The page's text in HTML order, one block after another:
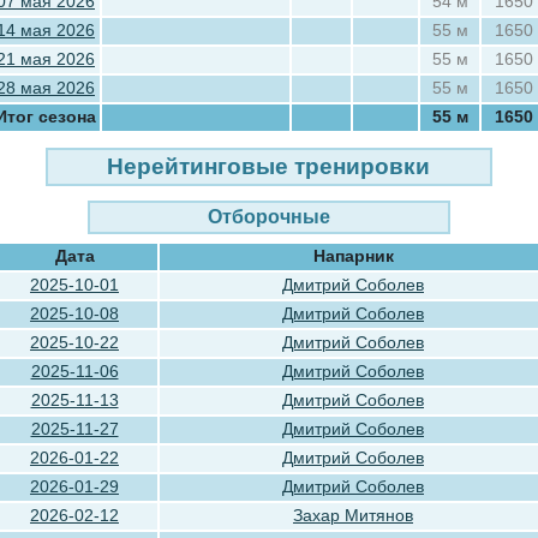
мая 2026
55 м
1650
мая 2026
55 м
1650
мая 2026
55 м
1650
сезона
55 м 1650
Нерейтинговые тренировки
Отборочные
Дата
Напарник
2025-10-01
Дмитрий Соболев
2025-10-08
Дмитрий Соболев
2025-10-22
Дмитрий Соболев
2025-11-06
Дмитрий Соболев
2025-11-13
Дмитрий Соболев
2025-11-27
Дмитрий Соболев
2026-01-22
Дмитрий Соболев
2026-01-29
Дмитрий Соболев
2026-02-12
Захар Митянов